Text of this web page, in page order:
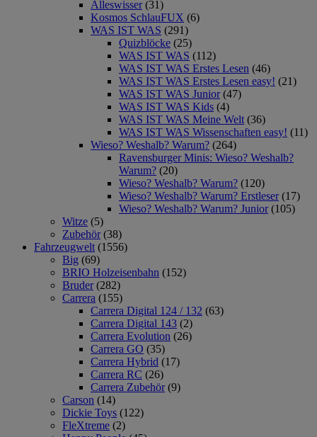
Alleswisser (31)
Kosmos SchlauFUX (6)
WAS IST WAS (291)
Quizblöcke (25)
WAS IST WAS (112)
WAS IST WAS Erstes Lesen (46)
WAS IST WAS Erstes Lesen easy! (21)
WAS IST WAS Junior (47)
WAS IST WAS Kids (4)
WAS IST WAS Meine Welt (36)
WAS IST WAS Wissenschaften easy! (11)
Wieso? Weshalb? Warum? (264)
Ravensburger Minis: Wieso? Weshalb?
Warum? (20)
Wieso? Weshalb? Warum? (120)
Wieso? Weshalb? Warum? Erstleser (17)
Wieso? Weshalb? Warum? Junior (105)
Witze (5)
Zubehör (38)
Fahrzeugwelt (1556)
Big (69)
BRIO Holzeisenbahn (152)
Bruder (282)
Carrera (155)
Carrera Digital 124 / 132 (63)
Carrera Digital 143 (2)
Carrera Evolution (26)
Carrera GO (35)
Carrera Hybrid (17)
Carrera RC (26)
Carrera Zubehör (9)
Carson (14)
Dickie Toys (122)
FleXtreme (2)